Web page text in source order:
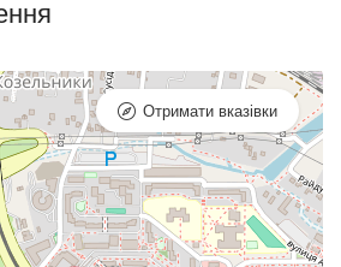
Отримати вказівки